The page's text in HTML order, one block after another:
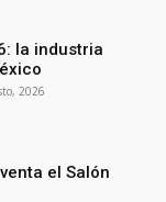
la industria
2026
el Salón